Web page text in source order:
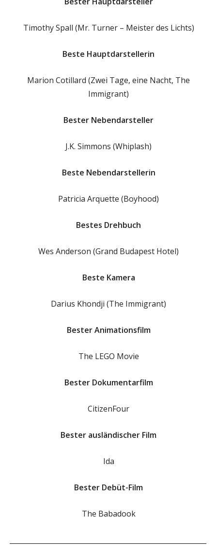
Timothy Spall (Mr. Turner – Meister des Lichts)
Beste Hauptdarstellerin
Marion Cotillard (Zwei Tage, eine Nacht, The
Immigrant)
Bester Nebendarsteller
J.K. Simmons (Whiplash)
Beste Nebendarstellerin
Patricia Arquette (Boyhood)
Bestes Drehbuch
Wes Anderson (Grand Budapest Hotel)
Beste Kamera
Darius Khondji (The Immigrant)
Bester Animationsfilm
The LEGO Movie
Bester Dokumentarfilm
CitizenFour
Bester ausländischer Film
Ida
Bester Debüt-Film
The Babadook